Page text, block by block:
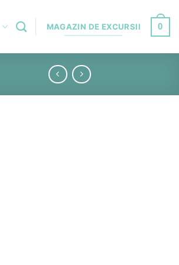
MAGAZIN DE EXCURSII 0